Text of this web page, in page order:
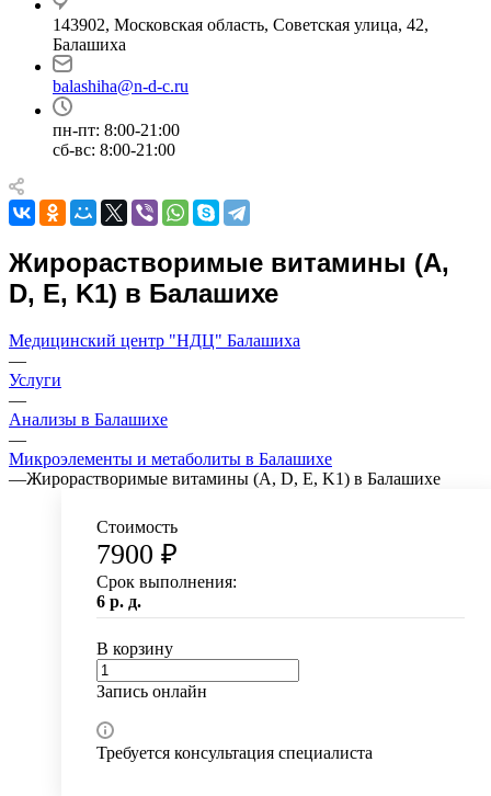
143902, Московская область, Советская улица, 42,
Балашиха
balashiha@n-d-c.ru
пн-пт: 8:00-21:00
сб-вс: 8:00-21:00
Жирорастворимые витамины (A,
D, E, K1) в Балашихе
Медицинский центр "НДЦ" Балашиха
—
Услуги
—
Анализы в Балашихе
—
Микроэлементы и метаболиты в Балашихе
—Жирорастворимые витамины (A, D, E, K1) в Балашихе
Стоимость
7900 ₽
Срок выполнения:
6 р. д.
В корзину
Запись онлайн
Требуется консультация специалиста